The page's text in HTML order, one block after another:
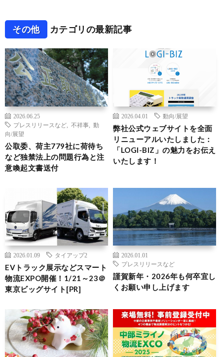
その他 カテゴリの最新記事
2026.06.25
プレスリリースなど
不祥事
動
向/展望
公取委、荷主779社に荷待ち
など独禁法上の問題行為と注
意喚起文書送付
2026.04.01 動向/展望
弊社公式ウェブサイトを全面
リニューアルいたしました：
「LOGI-BIZ」の魅力をお伝え
いたします！
2026.01.09 タイアップ2
EVトラック展示などスマート
物流EXPO開催！1/21～23＠
東京ビッグサイト[PR]
2026.01.01
プレスリリースなど
謹賀新年・2026年も何卒宜し
くお願い申し上げます